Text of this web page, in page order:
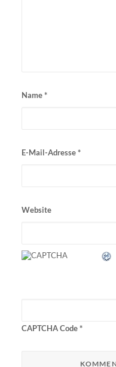
Name*
E-Mail-Adresse*
Website
CAPTCHA Code*